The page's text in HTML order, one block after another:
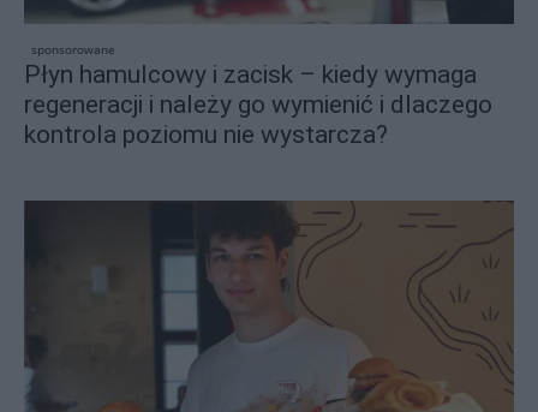
sponsorowane
Płyn hamulcowy i zacisk – kiedy wymaga
regeneracji i należy go wymienić i dlaczego
kontrola poziomu nie wystarcza?